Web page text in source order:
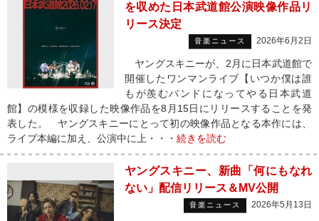
を収めた日本武道館公演映像作品リ
リース決定
音楽ニュース 2026年6月2日
ヤングスキニーが、2月に日本武道館で
開催したワンマンライブ【いつか僕は誰
もが羨むバンドになってやる日本武道
館】の模様を収録した映像作品を8月15日にリリースすることを発
表した。 ヤングスキニーにとって初の映像作品となる本作には、
ライブ本編に加え、公演中に上・・・ 続きを読む
ヤングスキニー、新曲「何にもなれ
ない」配信リリース＆MV公開
音楽ニュース 2026年5月13日